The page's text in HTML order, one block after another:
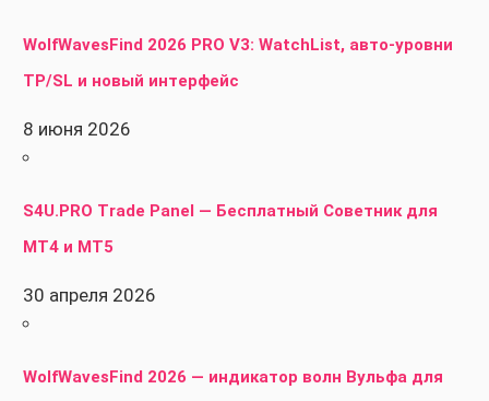
WolfWavesFind 2026 PRO V3: WatchList, авто-уровни
TP/SL и новый интерфейс
8 июня 2026
S4U.PRO Trade Panel — Бесплатный Советник для
MT4 и MT5
30 апреля 2026
WolfWavesFind 2026 — индикатор волн Вульфа для